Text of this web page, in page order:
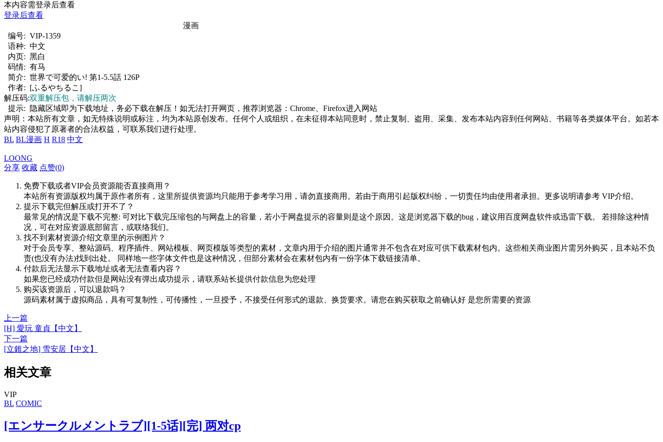
本内容需登录后查看
登录后查看
漫画
编号: VIP-1359
语种: 中文
内页: 黑白
码情: 有马
简介: 世界で可爱的い! 第1-5.5話 126P
作者: [ふるやちるこ]
解压码:双重解压包，请解压两次
提示:
隐藏区域即为下载地址，务必下载在解压！如无法打开网页，推荐浏览器：Chrome、Firefox进入网站
声明：本站所有文章，如无特殊说明或标注，均为本站原创发布。任何个人或组织，在未征得本站同意时，禁止复制、盗用、采集、发布本站内容到任何网站、书籍等各类媒体平台。如若本
站内容侵犯了原著者的合法权益，可联系我们进行处理。
BL BL漫画 H R18 中文
LOONG
分享 收藏 点赞(0)
免费下载或者VIP会员资源能否直接商用？
本站所有资源版权均属于原作者所有，这里所提供资源均只能用于参考学习用，请勿直接商用。若由于商用引起版权纠纷，一切责任均由使用者承担。更多说明请参考 VIP介绍。
提示下载完但解压或打开不了？
最常见的情况是下载不完整: 可对比下载完压缩包的与网盘上的容量，若小于网盘提示的容量则是这个原因。这是浏览器下载的bug，建议用百度网盘软件或迅雷下载。 若排除这种情
况，可在对应资源底部留言，或联络我们。
找不到素材资源介绍文章里的示例图片？
对于会员专享、整站源码、程序插件、网站模板、网页模版等类型的素材，文章内用于介绍的图片通常并不包含在对应可供下载素材包内。这些相关商业图片需另外购买，且本站不负
责(也没有办法)找到出处。 同样地一些字体文件也是这种情况，但部分素材会在素材包内有一份字体下载链接清单。
付款后无法显示下载地址或者无法查看内容？
如果您已经成功付款但是网站没有弹出成功提示，请联系站长提供付款信息为您处理
购买该资源后，可以退款吗？
源码素材属于虚拟商品，具有可复制性，可传播性，一旦授予，不接受任何形式的退款、换货要求。请您在购买获取之前确认好 是您所需要的资源
上一篇
[H] 愛玩 童貞【中文】
下一篇
[立錐之地] 雪安居【中文】
相关文章
VIP
BL COMIC
[エンサークルメントラブ][1-5话][完] 两对cp